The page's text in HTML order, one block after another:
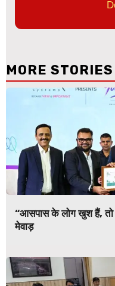
MORE STORIES
“आसपास के लोग खुश हैं, तो
मेवाड़